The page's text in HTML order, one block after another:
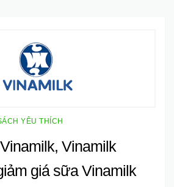
YÊU THÍCH
Vinamilk
giá sữa Vinamilk